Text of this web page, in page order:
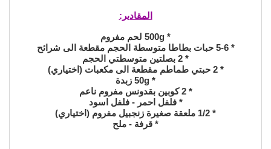
المقادير:
* 500g لحم مفروم
* 5-6 حبات بطاطا متوسطة الحجم مقطعة الى شرائح
* 2 بصلتين متوسطتي الحجم
* 2 حبتي طماطم مقطعة الى مكعبات (اختياري)
* 50g زبدة
* 2 كوبين بقدونس مفروم ناعم
* فلفل احمر - فلفل اسود
* 1/2 ملعقة صغيرة زنجبيل مفروم (اختياري)
* قرفة - ملح